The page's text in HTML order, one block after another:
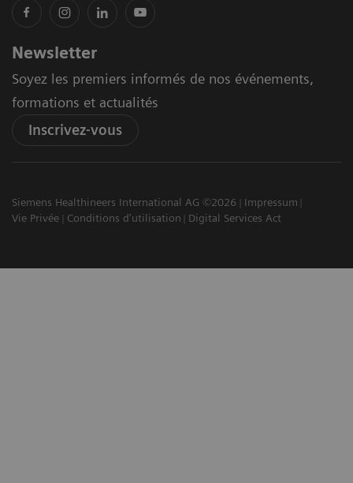
Newsletter
Soyez les premiers informés de nos événements,
formations et actualités
Inscrivez-vous
Siemens Healthineers International AG ©2026
Impressum
Vie Privée
Conditions d'utilisation Digital Services Act